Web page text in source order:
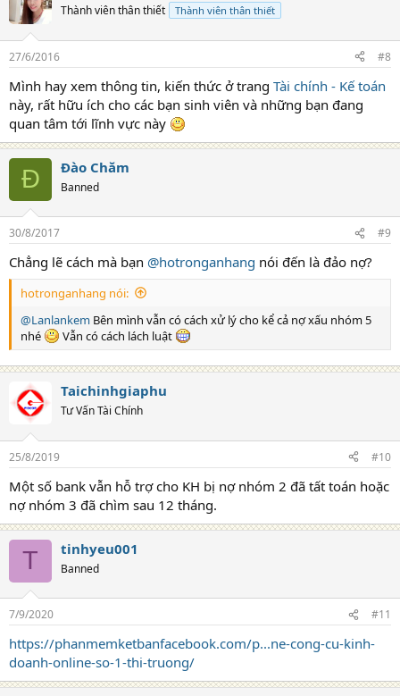
Thành viên thân thiết Thành viên thân thiết
27/6/2016 #8
Mình hay xem thông tin, kiến thức ở trang Tài chính - Kế toán
này, rất hữu ích cho các bạn sinh viên và những bạn đang
quan tâm tới lĩnh vực này
Đ Đào Chăm
Banned
30/8/2017 #9
Chẳng lẽ cách mà bạn @hotronganhang nói đến là đảo nợ?
hotronganhang nói:
@Lanlankem Bên mình vẫn có cách xử lý cho kể cả nợ xấu nhóm 5
nhé
Vẫn có cách lách luật
Taichinhgiaphu
Tư Vấn Tài Chính
25/8/2019 #10
Một số bank vẫn hỗ trợ cho KH bị nợ nhóm 2 đã tất toán hoặc
nợ nhóm 3 đã chìm sau 12 tháng.
T tinhyeu001
Banned
7/9/2020 #11
https://phanmemketbanfacebook.com/p...ne-cong-cu-kinh-
doanh-online-so-1-thi-truong/